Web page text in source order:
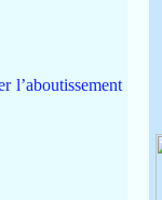
l’aboutissement